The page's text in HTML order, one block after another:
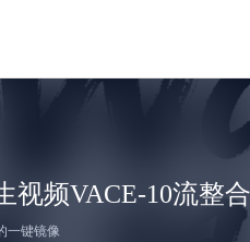
视频VACE-10流整合
一键镜像